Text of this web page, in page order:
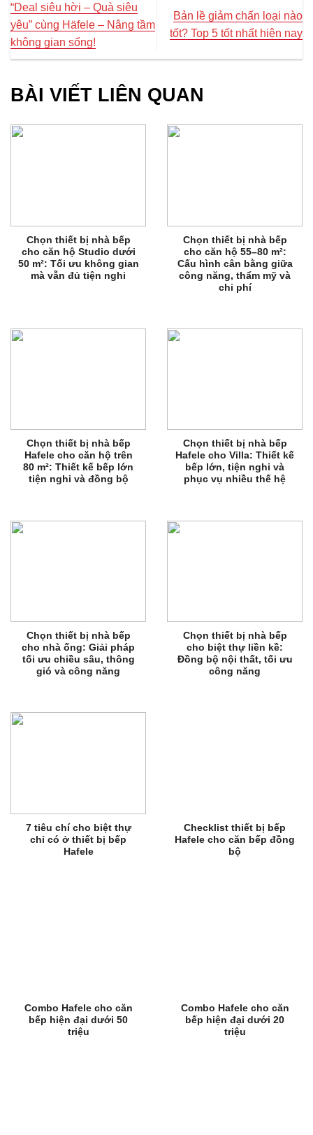
“Deal siêu hời – Quà siêu
yêu” cùng Häfele – Nâng tầm
không gian sống!
Bản lề giảm chấn loại nào
tốt? Top 5 tốt nhất hiện nay
BÀI VIẾT LIÊN QUAN
Chọn thiết bị nhà bếp
cho căn hộ Studio dưới
50 m²: Tối ưu không gian
mà vẫn đủ tiện nghi
Chọn thiết bị nhà bếp
cho căn hộ 55–80 m²:
Cấu hình cân bằng giữa
công năng, thẩm mỹ và
chi phí
Chọn thiết bị nhà bếp
Hafele cho căn hộ trên
80 m²: Thiết kế bếp lớn
tiện nghi và đồng bộ
Chọn thiết bị nhà bếp
Hafele cho Villa: Thiết kế
bếp lớn, tiện nghi và
phục vụ nhiều thế hệ
Chọn thiết bị nhà bếp
cho nhà ống: Giải pháp
tối ưu chiều sâu, thông
gió và công năng
Chọn thiết bị nhà bếp
cho biệt thự liền kề:
Đồng bộ nội thất, tối ưu
công năng
7 tiêu chí cho biệt thự
chỉ có ở thiết bị bếp
Hafele
Checklist thiết bị bếp
Hafele cho căn bếp đồng
bộ
Combo Hafele cho căn
bếp hiện đại dưới 50
triệu
Combo Hafele cho căn
bếp hiện đại dưới 20
triệu